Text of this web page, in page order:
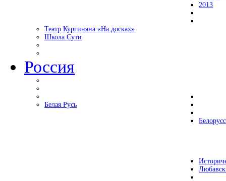
2013
Театр Кургиняна «На досках»
Школа Сути
Россия
Белая Русь